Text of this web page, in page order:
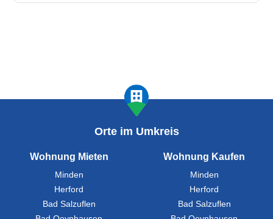
Orte im Umkreis
Wohnung Mieten
Minden
Herford
Bad Salzuflen
Wohnung Kaufen
Minden
Herford
Bad Salzuflen